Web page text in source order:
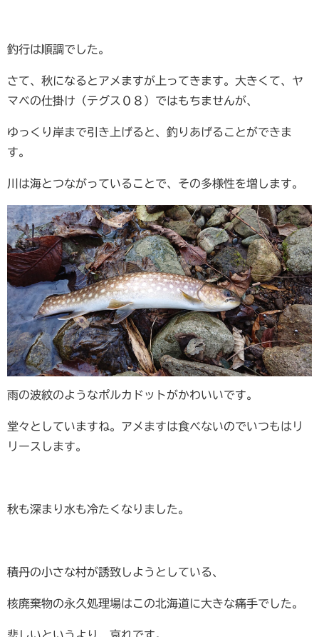
釣行は順調でした。
さて、秋になるとアメますが上ってきます。大きくて、ヤ
マベの仕掛け（テグス０８）ではもちませんが、
ゆっくり岸まで引き上げると、釣りあげることができま
す。
川は海とつながっていることで、その多様性を増します。
雨の波紋のようなポルカドットがかわいいです。
堂々としていますね。アメますは食べないのでいつもはリ
リースします。
秋も深まり水も冷たくなりました。
積丹の小さな村が誘致しようとしている、
核廃棄物の永久処理場はこの北海道に大きな痛手でした。